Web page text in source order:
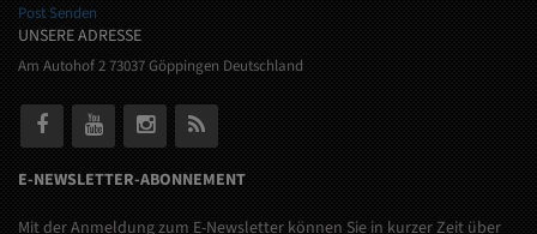
Post Senden
UNSERE ADRESSE
Am Autohof 2 73037 Göppingen Deutschland
E-NEWSLETTER-ABONNEMENT
Mit der Anmeldung zum E-Newsletter können Sie in kurzer Zeit über